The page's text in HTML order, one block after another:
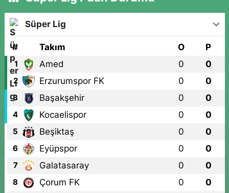
Süper Lig
# Takım O P
1 Amed 0 0
2 Erzurumspor FK 0 0
3 Başakşehir 0 0
4 Kocaelispor 0 0
5 Beşiktaş 0 0
6 Eyüpspor 0 0
7 Galatasaray 0 0
8 Çorum FK 0 0